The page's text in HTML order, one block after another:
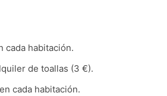
cada habitación.
de toallas (3 €).
cada habitación.